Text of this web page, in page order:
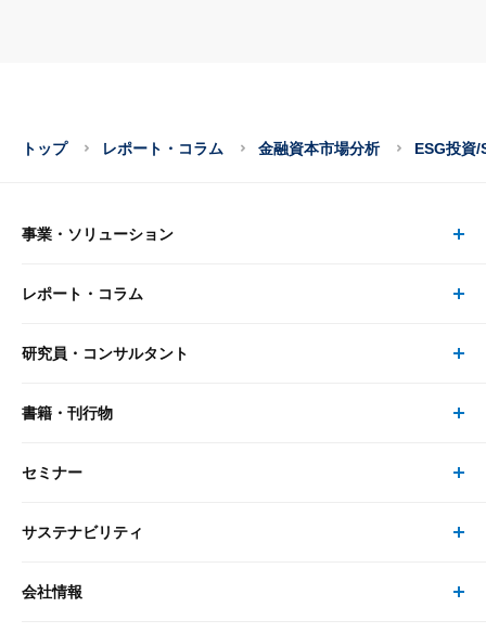
トップ レポート・コラム 金融資本市場分析 ESG投資/
事業・ソリューション
事業・ソリューション トップ
リサーチ
レポート・コラム
レポート・コラム トップ
最新のレポート・コラム
研究員・コンサルタント
研究員・コンサルタント トップ
研究員
書籍・刊行物
書籍・刊行物 トップ
書籍
セミナー
セミナー トップ
現在受付中のセミナー・イベント
サステナビリティ
サステナビリティの取り組み
会社情報